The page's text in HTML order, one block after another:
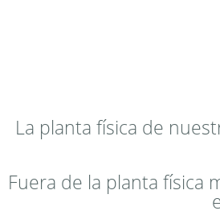
La planta física de
Fuera de la planta física